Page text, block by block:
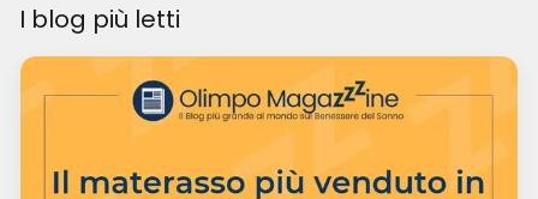
I blog più letti